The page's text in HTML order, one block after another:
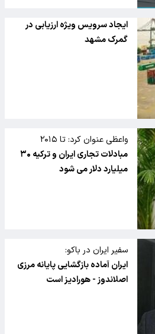
ایجاد سرویس ویژه ارزیابی در
گمرک مشهد
واعظی عنوان کرد: تا ۲۰۱۵
مبادلات تجاری ایران و ترکیه ۳۰
میلیارد دلار می شود
سفیر ایران در باکو:
ایران آماده بازگشایی پایانه مرزی
اصلاندوز - هورادیز است